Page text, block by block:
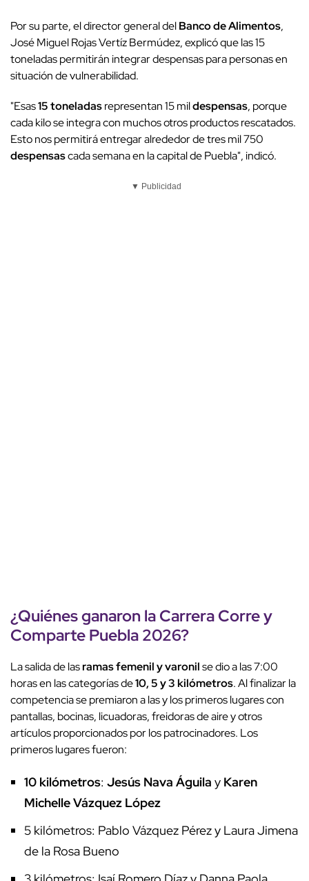
Por su parte, el director general delBanco de Alimentos,
José Miguel Rojas Vertíz Bermúdez, explicó que las 15
toneladas permitirán integrar despensas para personas en
situación de vulnerabilidad.
"Esas15 toneladasrepresentan 15 mildespensas, porque
cada kilo se integra con muchos otros productos rescatados.
Esto nos permitirá entregar alrededor de tres mil 750
despensascada semana en la capital de Puebla", indicó.
▼ Publicidad
¿Quiénes ganaron la Carrera Corre y
Comparte Puebla 2026?
La salida de lasramas femenil y varonilse dio a las 7:00
horas en las categorías de10, 5 y 3 kilómetros. Al finalizar la
competencia se premiaron a las y los primeros lugares con
pantallas, bocinas, licuadoras, freidoras de aire y otros
artículos proporcionados por los patrocinadores. Los
primeros lugares fueron:
10 kilómetros: Jesús Nava Águila y Karen
Michelle Vázquez López
5 kilómetros: Pablo Vázquez Pérez y Laura Jimena
de la Rosa Bueno